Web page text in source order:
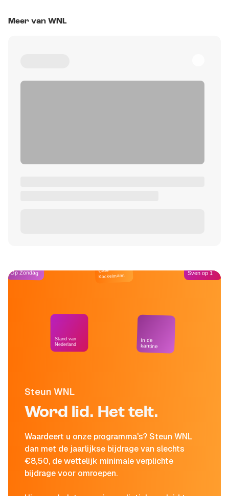
Meer van WNL
Steun WNL
Word lid. Het telt.
Waardeert u onze programma's? Steun WNL
dan met de jaarlijkse bijdrage van slechts
€8,50, de wettelijk minimale verplichte
bijdrage voor omroepen.
Op Zondag
Stand van
Nederland
Café
Kockelmann
In de
kantine
Sven op 1